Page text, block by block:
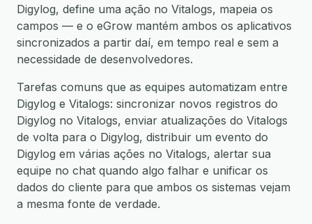
Digylog, define uma ação no Vitalogs, mapeia os
campos — e o eGrow mantém ambos os aplicativos
sincronizados a partir daí, em tempo real e sem a
necessidade de desenvolvedores.
Tarefas comuns que as equipes automatizam entre
Digylog e Vitalogs: sincronizar novos registros do
Digylog no Vitalogs, enviar atualizações do Vitalogs
de volta para o Digylog, distribuir um evento do
Digylog em várias ações no Vitalogs, alertar sua
equipe no chat quando algo falhar e unificar os
dados do cliente para que ambos os sistemas vejam
a mesma fonte de verdade.